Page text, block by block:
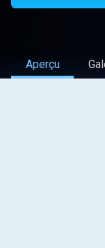
Aperçu